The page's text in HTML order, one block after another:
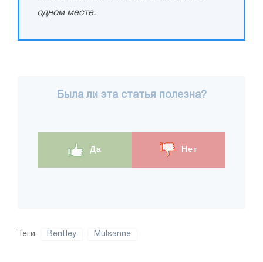
одном месте.
Была ли эта статья полезна?
Да Нет
Теги: Bentley Mulsanne